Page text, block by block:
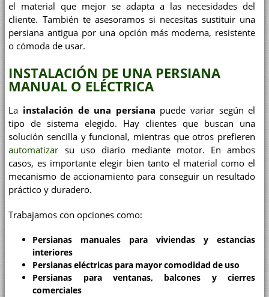
el material que mejor se adapta a las necesidades del
cliente. También te asesoramos si necesitas sustituir una
persiana antigua por una opción más moderna, resistente
o cómoda de usar.
INSTALACIÓN DE UNA PERSIANA
MANUAL O ELÉCTRICA
La instalación de una persiana puede variar según el
tipo de sistema elegido. Hay clientes que buscan una
solución sencilla y funcional, mientras que otros prefieren
automatizar su uso diario mediante motor. En ambos
casos, es importante elegir bien tanto el material como el
mecanismo de accionamiento para conseguir un resultado
práctico y duradero.
Trabajamos con opciones como:
Persianas manuales para viviendas y estancias
interiores
Persianas eléctricas para mayor comodidad de uso
Persianas para ventanas, balcones y cierres
comerciales